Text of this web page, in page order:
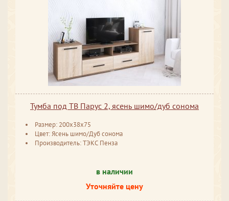
Тумба под ТВ Парус 2, ясень шимо/дуб сонома
Размер: 200x38x75
Цвет: Ясень шимо/Дуб сонома
Производитель: ТЭКС Пенза
в наличии
Уточняйте цену